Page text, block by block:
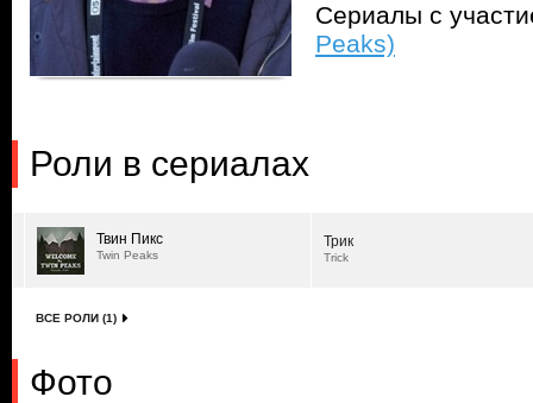
Сериалы с
Peaks)
Роли в сериалах
Твин Пикс
Twin Peaks
Трик
Trick
ВСЕ РОЛИ (1)
Фото